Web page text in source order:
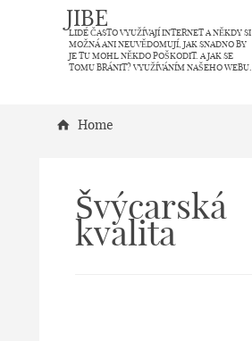
JIBE
LIDÉ ČASTO VYUŽÍVAJÍ INTERNET A NĚKDY SI
MOŽNÁ ANI NEUVĚDOMUJÍ, JAK SNADNO BY
JE TU MOHL NĚKDO POŠKODIT. A JAK SE
TOMU BRÁNIT? VYUŽÍVÁNÍM NAŠEHO WEBU.
Home
Švýcarská
kvalita